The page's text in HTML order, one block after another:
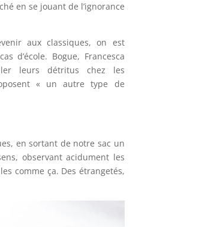
en se jouant de l’ignorance
aux classiques, on est
d’école. Bogue, Francesca
leurs détritus chez les
« un autre type de
en sortant de notre sac un
observant acidument les
comme ça. Des étrangetés,